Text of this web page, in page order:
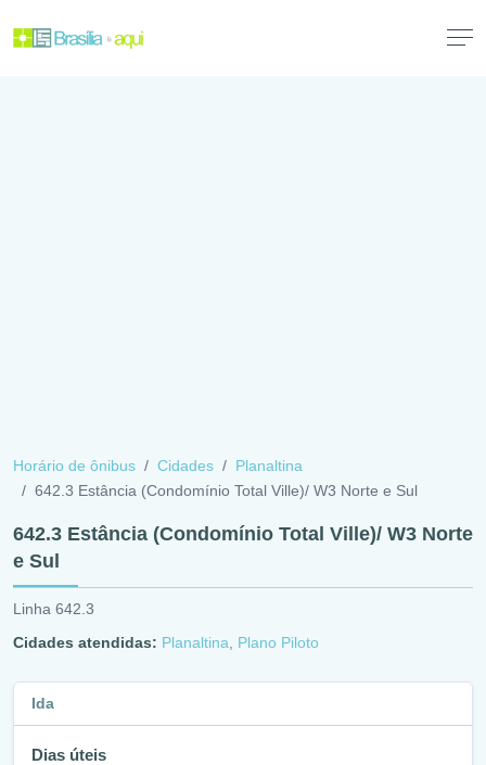
Horário de ônibus Cidades
Planaltina
642.3 Estância (Condomínio Total Ville)/ W3 Norte e Sul
642.3 Estância (Condomínio Total Ville)/ W3 Norte
e Sul
Linha 642.3
Cidades atendidas: Planaltina Plano Piloto
Ida
Dias úteis